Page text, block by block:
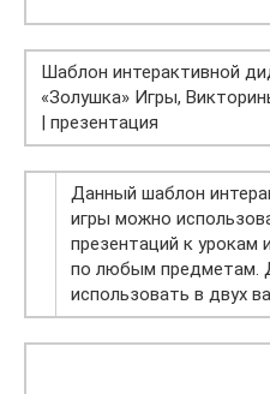
Шаблон интерактивной
«Золушка» Игры,
| презентация
Данный шаблон
игры можно
презентаций к урокам
по любым предметам.
использовать в двух